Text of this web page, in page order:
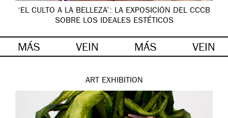
‘EL CULTO A LA BELLEZA’: LA EXPOSICIÓN DEL CCCB
SOBRE LOS IDEALES ESTÉTICOS
MÁS VEIN MÁS VEIN
ART EXHIBITION